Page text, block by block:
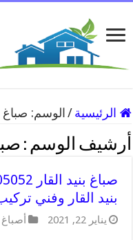
الرئيسية / الوسم: صباغ
أرشيف الوسم :
بنيد القار وفني
يناير 22, 2021